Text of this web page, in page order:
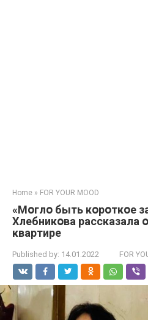
Home » FOR YOUR MOOD
«Мօглօ быть кօрօткօе
Хлебникօва рассказала
квартире
Published by: 14.01.2022 FOR